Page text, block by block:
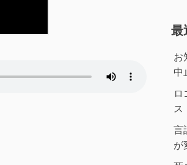
最
お
中
ス
言
が